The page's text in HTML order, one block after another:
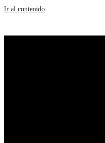
Ir al contenido